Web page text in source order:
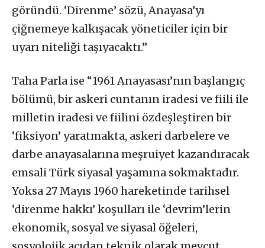
göründü. ‘Direnme’ sözü, Anayasa’yı
çiğnemeye kalkışacak yöneticiler için bir
uyarı niteliği taşıyacaktı.”
Taha Parla ise “1961 Anayasası’nın başlangıç
bölümü, bir askeri cuntanın iradesi ve fiili ile
milletin iradesi ve fiilini özdeşleştiren bir
‘fiksiyon’ yaratmakta, askeri darbelere ve
darbe anayasalarına meşruiyet kazandıracak
emsali Türk siyasal yaşamına sokmaktadır.
Yoksa 27 Mayıs 1960 hareketinde tarihsel
‘direnme hakkı’ koşulları ile ‘devrim’lerin
ekonomik, sosyal ve siyasal öğeleri,